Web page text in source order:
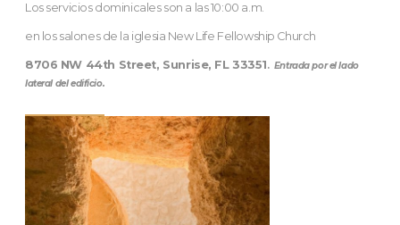
Los servicios dominicales son a las 10:00 a.m.
en los salones de la iglesia New Life Fellowship Church
8706 NW 44th Street, Sunrise, FL 33351. Entrada por el lado
lateral del edificio.